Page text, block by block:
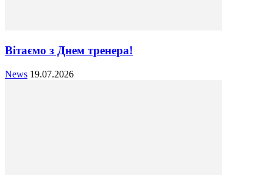
Вітаємо з Днем тренера!
News 19.07.2026